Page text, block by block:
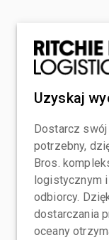
Uzyskaj
Dostarcz
potrzebny,
Bros.
logistycznym
odbiorcy.
dostarczania
oceany